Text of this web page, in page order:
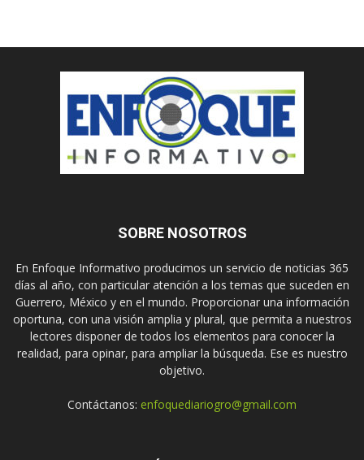
SOBRE NOSOTROS
En Enfoque Informativo producimos un servicio de noticias 365
días al año, con particular atención a los temas que suceden en
Guerrero, México y en el mundo. Proporcionar una información
oportuna, con una visión amplia y plural, que permita a nuestros
lectores disponer de todos los elementos para conocer la
realidad, para opinar, para ampliar la búsqueda. Ese es nuestro
objetivo.
Contáctanos: enfoquediariogro@gmail.com